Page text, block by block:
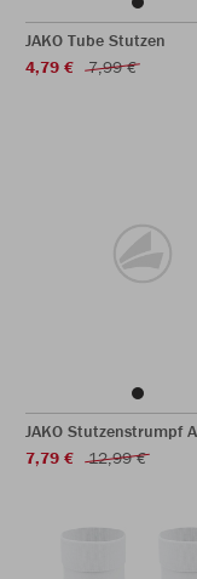
JAKO Tube Stutzen
4,79 €
7,99 €
JAKO Stutzenstrumpf
7,79 €
12,99 €